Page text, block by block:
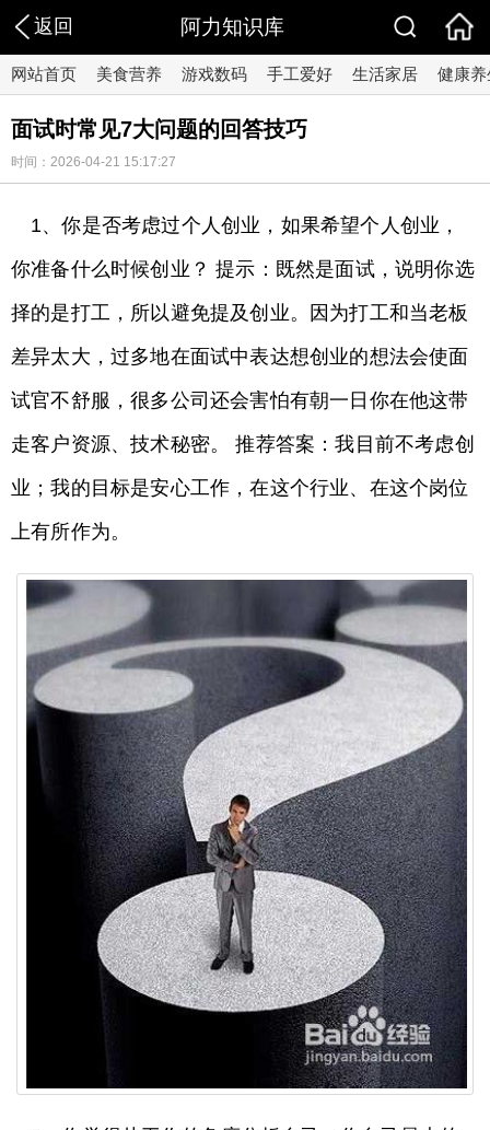
返回 阿力知识库
网站首页 美食营养 游戏数码 手工爱好 生活家居 健康养
面试时常见7大问题的回答技巧
时间：2026-04-21 15:17:27
1、你是否考虑过个人创业，如果希望个人创业，
你准备什么时候创业？ 提示：既然是面试，说明你选
择的是打工，所以避免提及创业。因为打工和当老板
差异太大，过多地在面试中表达想创业的想法会使面
试官不舒服，很多公司还会害怕有朝一日你在他这带
走客户资源、技术秘密。 推荐答案：我目前不考虑创
业；我的目标是安心工作，在这个行业、在这个岗位
上有所作为。